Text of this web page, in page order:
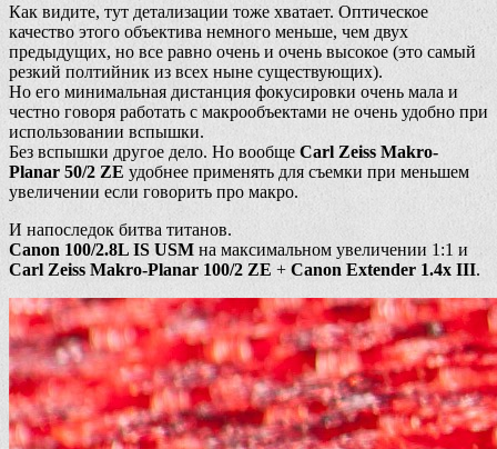
Как видите, тут детализации тоже хватает. Оптическое
качество этого объектива немного меньше, чем двух
предыдущих, но все равно очень и очень высокое (это самый
резкий полтийник из всех ныне существующих).
Но его минимальная дистанция фокусировки очень мала и
честно говоря работать с макрообъектами не очень удобно при
использовании вспышки.
Без вспышки другое дело. Но вообще Carl Zeiss Makro-
Planar 50/2 ZE удобнее применять для съемки при меньшем
увеличении если говорить про макро.
И напоследок битва титанов.
Canon 100/2.8L IS USM на максимальном увеличении 1:1 и
Carl Zeiss Makro-Planar 100/2 ZE + Canon Extender 1.4x III.